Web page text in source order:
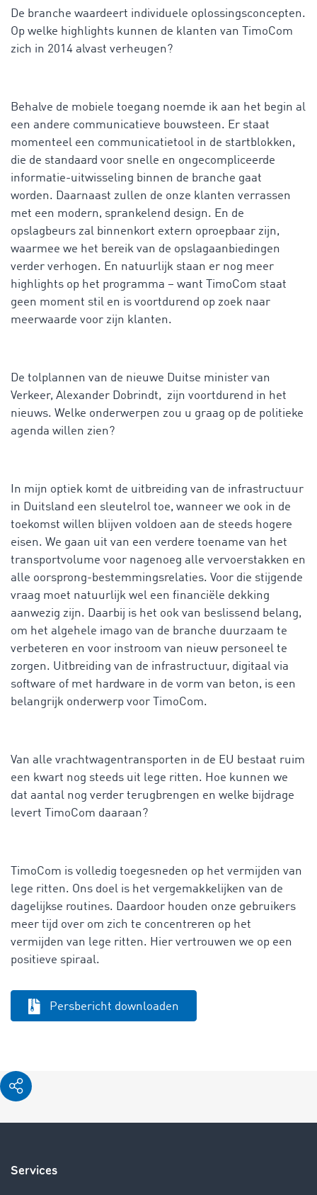
De branche waardeert individuele oplossingsconcepten.
Op welke highlights kunnen de klanten van TimoCom
zich in 2014 alvast verheugen?
Behalve de mobiele toegang noemde ik aan het begin al
een andere communicatieve bouwsteen. Er staat
momenteel een communicatietool in de startblokken,
die de standaard voor snelle en ongecompliceerde
informatie-uitwisseling binnen de branche gaat
worden. Daarnaast zullen de onze klanten verrassen
met een modern, sprankelend design. En de
opslagbeurs zal binnenkort extern oproepbaar zijn,
waarmee we het bereik van de opslagaanbiedingen
verder verhogen. En natuurlijk staan er nog meer
highlights op het programma – want TimoCom staat
geen moment stil en is voortdurend op zoek naar
meerwaarde voor zijn klanten.
De tolplannen van de nieuwe Duitse minister van
Verkeer, Alexander Dobrindt, zijn voortdurend in het
nieuws. Welke onderwerpen zou u graag op de politieke
agenda willen zien?
In mijn optiek komt de uitbreiding van de infrastructuur
in Duitsland een sleutelrol toe, wanneer we ook in de
toekomst willen blijven voldoen aan de steeds hogere
eisen. We gaan uit van een verdere toename van het
transportvolume voor nagenoeg alle vervoerstakken en
alle oorsprong-bestemmingsrelaties. Voor die stijgende
vraag moet natuurlijk wel een financiële dekking
aanwezig zijn. Daarbij is het ook van beslissend belang,
om het algehele imago van de branche duurzaam te
verbeteren en voor instroom van nieuw personeel te
zorgen. Uitbreiding van de infrastructuur, digitaal via
software of met hardware in de vorm van beton, is een
belangrijk onderwerp voor TimoCom.
Van alle vrachtwagentransporten in de EU bestaat ruim
een kwart nog steeds uit lege ritten. Hoe kunnen we
dat aantal nog verder terugbrengen en welke bijdrage
levert TimoCom daaraan?
TimoCom is volledig toegesneden op het vermijden van
lege ritten. Ons doel is het vergemakkelijken van de
dagelijkse routines. Daardoor houden onze gebruikers
meer tijd over om zich te concentreren op het
vermijden van lege ritten. Hier vertrouwen we op een
positieve spiraal.
Persbericht downloaden
Services